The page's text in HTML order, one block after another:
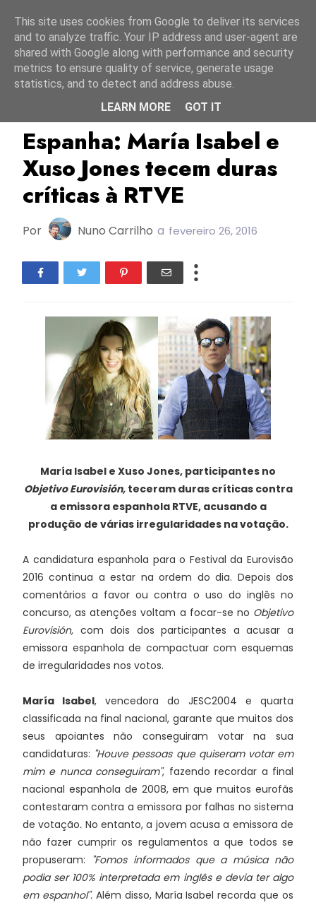
María Isabel Objetivo Eurovisión
Espanha: María Isabel e
Xuso Jones tecem duras
críticas à RTVE
Por Nuno Carrilho a fevereiro 26, 2016
María Isabel e Xuso Jones, participantes no
Objetivo Eurovisión, teceram duras críticas contra
a emissora espanhola RTVE, acusando a
produção de várias irregularidades na votação.
A candidatura espanhola para o Festival da Eurovisão
2016 continua a estar na ordem do dia. Depois dos
comentários a favor ou contra o uso do inglês no
concurso, as atenções voltam a focar-se no Objetivo
Eurovisión, com dois dos participantes a acusar a
emissora espanhola de compactuar com esquemas
de irregularidades nos votos.
María Isabel, vencedora do JESC2004 e quarta
classificada na final nacional, garante que muitos dos
seus apoiantes não conseguiram votar na sua
candidaturas: "Houve pessoas que quiseram votar em
mim e nunca conseguiram", fazendo recordar a final
nacional espanhola de 2008, em que muitos eurofãs
contestaram contra a emissora por falhas no sistema
de votação. No entanto, a jovem acusa a emissora de
não fazer cumprir os regulamentos a que todos se
propuseram: "Fomos informados que a música não
podia ser 100% interpretada em inglês e devia ter algo
em espanhol". Além disso, María Isabel recorda que os
This site uses cookies from Google to deliver its services
and to analyze traffic. Your IP address and user-agent are
shared with Google along with performance and security
metrics to ensure quality of service, generate usage
statistics, and to detect and address abuse.
LEARN MORE
GOT IT